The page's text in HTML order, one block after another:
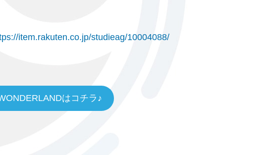
item.rakuten.co.jp/studieag/10004088/
はコチラ♪